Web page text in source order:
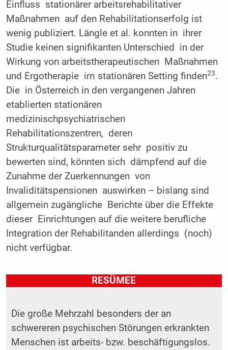
Einfluss stationärer arbeitsrehabilitativer
Maßnahmen auf den Rehabilitationserfolg ist
wenig publiziert. Längle et al. konnten in ihrer
Studie keinen signifikanten Unterschied in der
Wirkung von arbeitstherapeutischen Maßnahmen
und Ergotherapie im stationären Setting finden23.
Die in Österreich in den vergangenen Jahren
etablierten stationären
medizinischpsychiatrischen
Rehabilitationszentren, deren
Strukturqualitätsparameter sehr positiv zu
bewerten sind, könnten sich dämpfend auf die
Zunahme der Zuerkennungen von
Invaliditätspensionen auswirken – bislang sind
allgemein zugängliche Berichte über die Effekte
dieser Einrichtungen auf die weitere berufliche
Integration der Rehabilitanden allerdings (noch)
nicht verfügbar.
RESÜMEE
Die große Mehrzahl besonders der an
schwereren psychischen Störungen erkrankten
Menschen ist arbeits- bzw. beschäftigungslos.